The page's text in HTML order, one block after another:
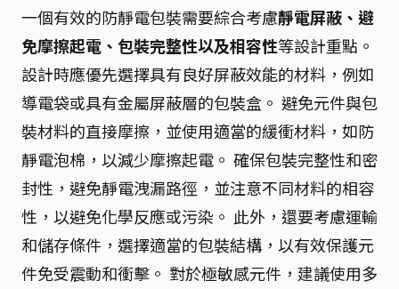
一個有效的防靜電包裝需要綜合考慮靜電屏蔽、避
免摩擦起電、包裝完整性以及相容性等設計重點。
設計時應優先選擇具有良好屏蔽效能的材料，例如
導電袋或具有金屬屏蔽層的包裝盒。 避免元件與包
裝材料的直接摩擦，並使用適當的緩衝材料，如防
靜電泡棉，以減少摩擦起電。 確保包裝完整性和密
封性，避免靜電洩漏路徑，並注意不同材料的相容
性，以避免化學反應或污染。 此外，還要考慮運輸
和儲存條件，選擇適當的包裝結構，以有效保護元
件免受震動和衝擊。 對於極敏感元件，建議使用多